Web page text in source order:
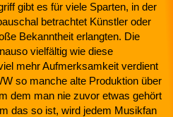
gibt es für viele Sparten, in der
betrachtet Künstler oder
Bekanntheit erlangten. Die
vielfältig wie diese
mehr Aufmerksamkeit verdient
so manche alte Produktion über
dem man nie zuvor etwas gehört
das so ist, wird jedem Musikfan